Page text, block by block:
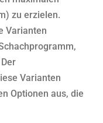
zu erzielen.
Varianten
Varianten
Optionen aus, die